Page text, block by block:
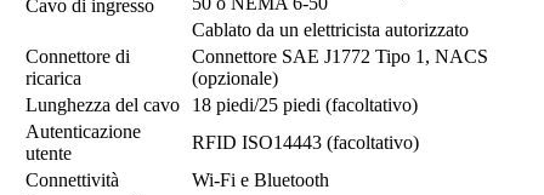
Cavo di ingresso
Cablato da un elettricista autorizzato
Connettore di
ricarica
Connettore SAE J1772 Tipo 1, NACS
(opzionale)
Lunghezza del cavo
18 piedi/25 piedi (facoltativo)
Autenticazione
utente
RFID ISO14443 (facoltativo)
Connettività
Wi-Fi e Bluetooth